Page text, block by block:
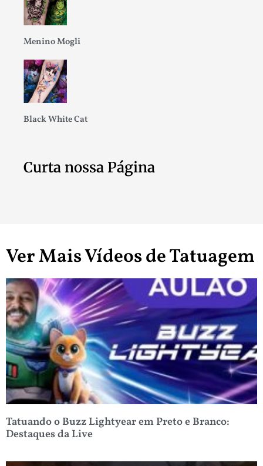
Menino Mogli
Black White Cat
Curta nossa Página
Ver Mais Vídeos de Tatuagem
Tatuando o Buzz Lightyear em Preto e Branco:
Destaques da Live